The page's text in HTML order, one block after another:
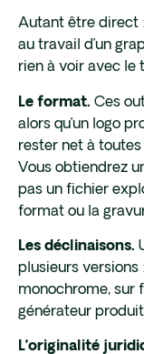
Autant être direct
au travail d’un
rien à voir avec le
Le format. Ces
alors qu’un logo
rester net à toutes
Vous obtiendrez
pas un fichier
format ou la
Les déclinaisons.
plusieurs versions
monochrome, sur
générateur
L’originalité